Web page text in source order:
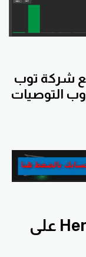
شركة توب
التوصيات
اشترك بقناة HennawiFx على